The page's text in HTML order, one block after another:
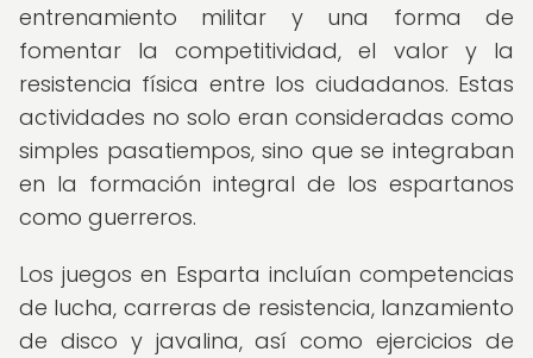
entrenamiento militar y una forma de
fomentar la competitividad, el valor y la
resistencia física entre los ciudadanos. Estas
actividades no solo eran consideradas como
simples pasatiempos, sino que se integraban
en la formación integral de los espartanos
como guerreros.
Los juegos en Esparta incluían competencias
de lucha, carreras de resistencia, lanzamiento
de disco y javalina, así como ejercicios de